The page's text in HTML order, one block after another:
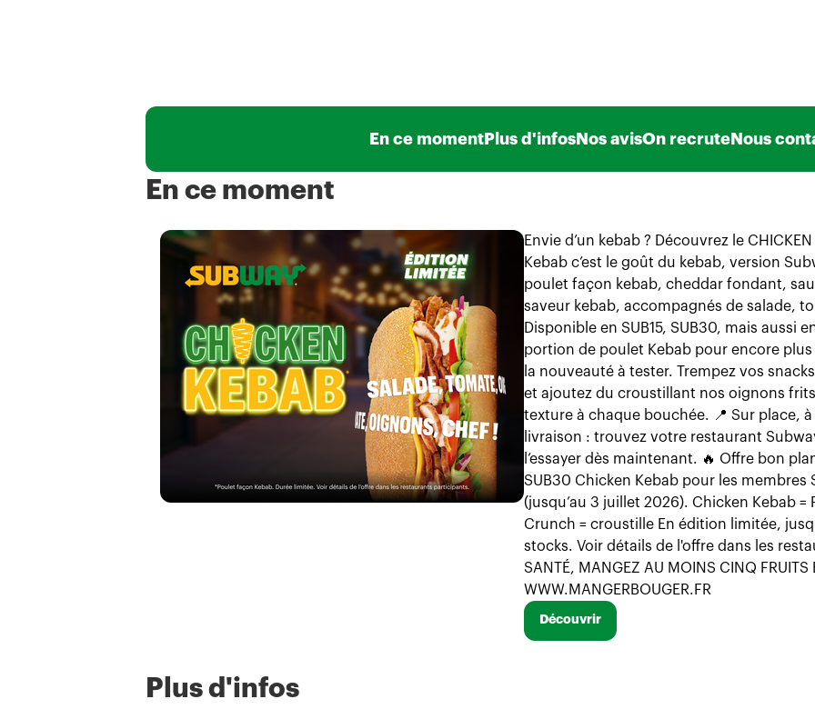
En ce momentPlus d'infosNos avisOn recruteNous
En ce moment
Envie d’un kebab ? Découvrez le
Kebab c’est le goût du kebab, version
poulet façon kebab, cheddar fondant,
saveur kebab, accompagnés de salade,
Disponible en SUB15, SUB30, mais aussi
portion de poulet Kebab pour encore
la nouveauté à tester. Trempez vos
et ajoutez du croustillant nos oignons
texture à chaque bouchée. 📍 Sur place,
livraison : trouvez votre restaurant
l’essayer dès maintenant. 🔥 Offre bon
SUB30 Chicken Kebab pour les membres
(jusqu’au 3 juillet 2026). Chicken Kebab
Crunch = croustille En édition limitée,
stocks. Voir détails de l'offre dans les
SANTÉ, MANGEZ AU MOINS CINQ FRUITS
WWW.MANGERBOUGER.FR
Découvrir
Plus d'infos